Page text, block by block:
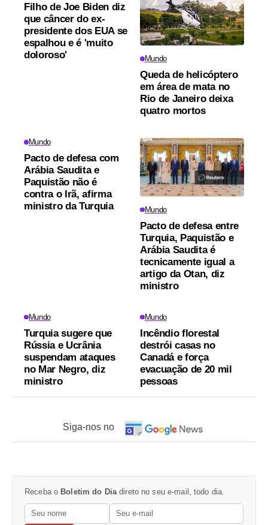
Filho de Joe Biden diz
que câncer do ex-
presidente dos EUA se
espalhou e é 'muito
doloroso'
Mundo
Queda de helicóptero
em área de mata no
Rio de Janeiro deixa
quatro mortos
Mundo
Pacto de defesa com
Arábia Saudita e
Paquistão não é
contra o Irã, afirma
ministro da Turquia
Mundo
Pacto de defesa entre
Turquia, Paquistão e
Arábia Saudita é
tecnicamente igual a
artigo da Otan, diz
ministro
Mundo
Turquia sugere que
Rússia e Ucrânia
suspendam ataques
no Mar Negro, diz
ministro
Mundo
Incêndio florestal
destrói casas no
Canadá e força
evacuação de 20 mil
pessoas
Siga-nos no
Receba o Boletim do Diadireto no seu e-mail, todo dia.